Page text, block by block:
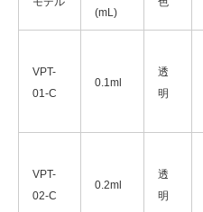
(mL)
VPT-
01-C
0.1ml
透
明
VPT-
02-C
0.2ml
透
明